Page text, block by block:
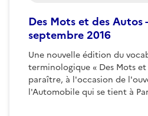
Des Mots et des Autos
septembre 2016
Une nouvelle édition du
terminologique « Des Mots
paraître, à l'occasion de
l'Automobile qui se tient à